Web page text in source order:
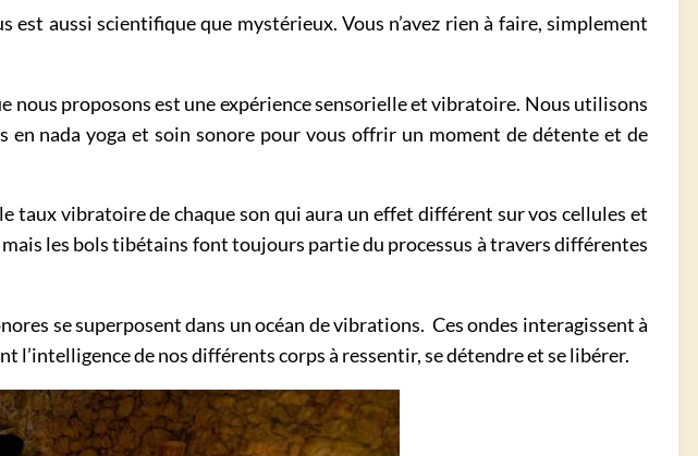
aussi scientifique que mystérieux. Vous n’avez rien à faire, simplement
nous proposons est une expérience sensorielle et vibratoire. Nous utilisons
en nada yoga et soin sonore pour vous offrir un moment de détente et de
taux vibratoire de chaque son qui aura un effet différent sur vos cellules et
les bols tibétains font toujours partie du processus à travers différentes
se superposent dans un océan de vibrations. Ces ondes interagissent à
l’intelligence de nos différents corps à ressentir, se détendre et se libérer.